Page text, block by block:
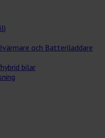
och Batteriladdare
bilar